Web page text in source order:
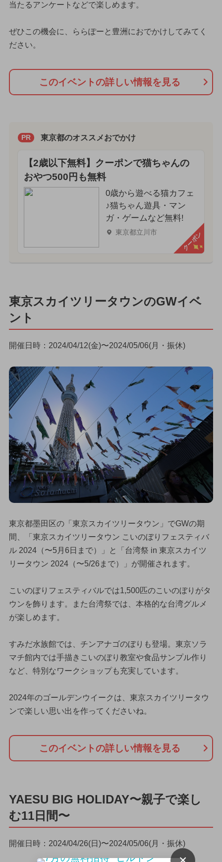
当たるアンケートなどで楽しめます。
ぜひこの機会に、ららぽーと豊洲におでかけしてみてく
ださい。
このイベントの詳しい情報を見る
PR 東京都のオススメおでかけ
【2歳以下無料】クーポンで猫ちゃんの
おやつ500円も無料
0歳から遊べる猫カフェ
♪猫ちゃん遊具・マン
ガ・ゲームなど無料!
東京都立川市 クーポン
東京スカイツリータウンのGWイベ
ント
開催日時：2024/04/12(金)〜2024/05/06(月・振休)
東京都墨田区の「東京スカイツリータウン」でGWの期
間、「東京スカイツリータウン こいのぼりフェスティバ
ル 2024（〜5月6日まで）」と「台湾祭 in 東京スカイツ
リータウン 2024（〜5/26まで）」が開催されます。
こいのぼりフェスティバルでは1,500匹のこいのぼりがタ
ウンを飾ります。また台湾祭では、本格的な台湾グルメ
が楽しめます。
すみだ水族館では、チンアナゴのぼりも登場。東京ソラ
マチ館内では手描きこいのぼり教室や食品サンプル作り
など、特別なワークショップも充実しています。
2024年のゴールデンウイークは、東京スカイツリータウ
ンで楽しい思い出を作ってくださいね。
このイベントの詳しい情報を見る
YAESU BIG HOLIDAY〜親子で楽し
む11日間〜
開催日時：2024/04/26(日)〜2024/05/06(月・振休)